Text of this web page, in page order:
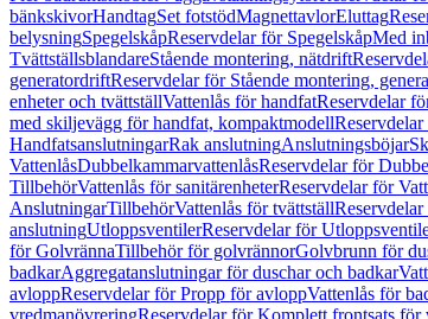
bänkskivorHandtagSet fotstödMagnettavlorEluttag
belysningSpegelskåpReservdelar för SpegelskåpMed
TvättställsblandareStående montering, nätdrift
generatordriftReservdelar för Stående montering,
enheter och tvättställVattenlås för handfatReservdelar
med skiljevägg för handfat, kompaktmodell
HandfatsanslutningarRak anslutningAnslutningsböjar
VattenlåsDubbelkammarvattenlåsReservdelar för
TillbehörVattenlås för sanitärenheterReservdelar för
AnslutningarTillbehörVattenlås för tvättställ
anslutningUtloppsventilerReservdelar för
för GolvrännaTillbehör för golvrännorGolvbrunn för
badkarAggregatanslutningar för duschar och badkar
avloppReservdelar för Propp för avloppVattenlås för
vredmanövreringReservdelar för Komplett frontsats för